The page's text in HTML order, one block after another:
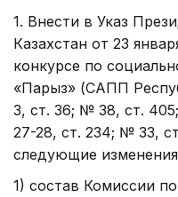
1. Внести в Указ
Казахстан от 23
конкурсе по
«Парыз» (САПП
3, ст. 36; № 38, ст.
27-28, ст. 234; № 33,
следующие
1) состав Комиссии